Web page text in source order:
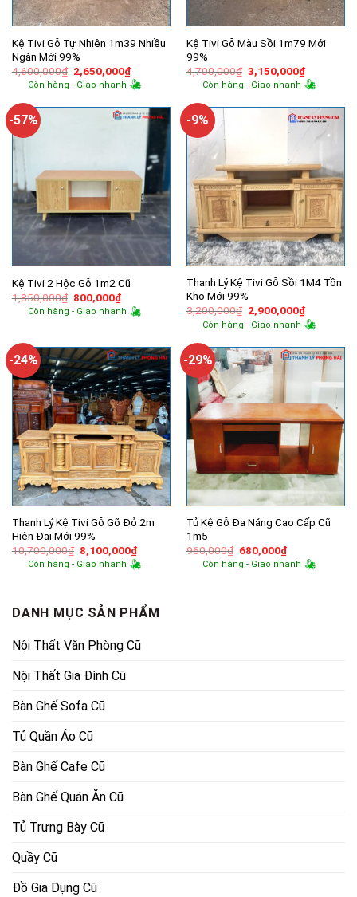
Kệ Tivi Gỗ Tự Nhiên 1m39 Nhiều
Ngăn Mới 99%
4,600,000₫ Giá
gốc
là:
2,650,000₫Giá
hiện
tại
2,650,000₫.
Còn hàng - Giao nhanh
Kệ Tivi Gỗ Màu Sồi 1m79 Mới
99%
4,700,000₫ Giá
gốc
là:
3,150,000₫Giá
hiện
tại
Còn hàng - Giao nhanh
-57%
Kệ Tivi 2 Hộc Gỗ 1m2 Cũ
1,850,000₫ Giá
gốc
là:
800,000₫Giá
hiện
tại
Còn hàng - Giao nhanh
-9%
Thanh Lý Kệ Tivi Gỗ Sồi 1M4 Tồn
Kho Mới 99%
3,200,000₫ Giá
gốc
là:
2,900,000₫Giá
hiện
tại
Còn hàng - Giao nhanh
-24%
Thanh Lý Kệ Tivi Gỗ Gõ Đỏ 2m
Hiện Đại Mới 99%
10,700,000₫ Giá
gốc
là:
8,100,000₫Giá
hiện
tại
Còn hàng - Giao nhanh
-29%
Tủ Kệ Gỗ Đa Năng Cao Cấp Cũ
1m5
960,000₫ Giá
gốc
là:
680,000₫Giá
hiện
tại
Còn hàng - Giao nhanh
DANH MỤC SẢN PHẨM
Nội Thất Văn Phòng Cũ
Nội Thất Gia Đình Cũ
Bàn Ghế Sofa Cũ
Tủ Quần Áo Cũ
Bàn Ghế Cafe Cũ
Bàn Ghế Quán Ăn Cũ
Tủ Trưng Bày Cũ
Quầy Cũ
Đồ Gia Dụng Cũ